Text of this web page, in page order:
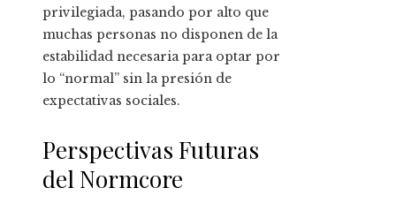
privilegiada, pasando por alto que
muchas personas no disponen de la
estabilidad necesaria para optar por
lo “normal” sin la presión de
expectativas sociales.
Perspectivas Futuras
del Normcore